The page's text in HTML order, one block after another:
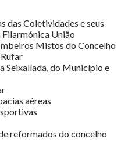
das Coletividades e seus
União
Mistos do Concelho
Seixalíada, do Município e
aéreas
reformados do concelho